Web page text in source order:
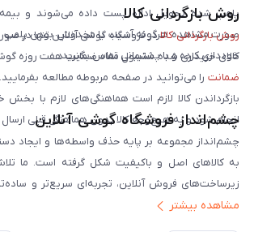
پلمپ شده تحویل اداره پست داده می‌شوند و بیمه
صورت مشاهده هرگونه آسیب یا مخدوش بودن پلمپ،
خودداری کرده و با پشتیبانی تماس بگیرید.
روش بازگردانی کالا
روش بازگردانی کالادر فروشگاه گوشی آنلاین تنها در
کالای خریداری شده مشمول مفاد ضمانت هفت روزه
ضمانت را می‌توانید در صفحه مربوطه مطالعه
بازگرداندن کالا لازم است هماهنگی‌های لازم با
انجام شود و به هیچ‌وجه کالا بدون هماهنگی قبلی ارسال
چشم‌انداز فروشگاه گوشی آنلاین
چشم‌انداز مجموعه بر پایه حذف واسطه‌ها و ایجاد
به کالاهای اصل و باکیفیت شکل گرفته است. ما
زیرساخت‌های فروش آنلاین، تجربه‌ای سریع‌تر و
ایران ارائه دهیم. تبدیل‌شدن به مرجعی قابل اعتماد برای
مشاهده بیشتر